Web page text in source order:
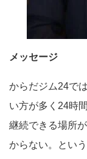
メッセージ
からだジム24で
い方が多く24時
継続できる場所
からない。とい